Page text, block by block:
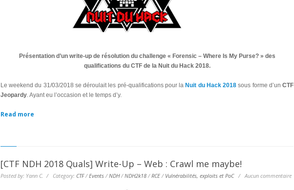
Présentation d’un write-up de résolution du challenge « Forensic – Where Is My Purse? » des
qualifications du CTF de la Nuit du Hack 2018.
Le weekend du 31/03/2018 se déroulait les pré-qualifications pour la Nuit du Hack 2018 sous forme d’unCTF
Jeopardy. Ayant eu l’occasion et le temps d’y.
Read more
[CTF NDH 2018 Quals] Write-Up – Web : Crawl me maybe!
Posted by: Yann C. / Category: CTF/Events /NDH/NDH2k18 /RCE / Vulnérabilités, exploits et PoC/Aucun commentaire